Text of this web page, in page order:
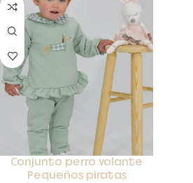
Conjunto perro volante
Pequeños piratas